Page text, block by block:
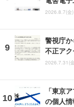
2026.8.7(金
警視庁
不正ア
2026.7.31(
「東京
の個人